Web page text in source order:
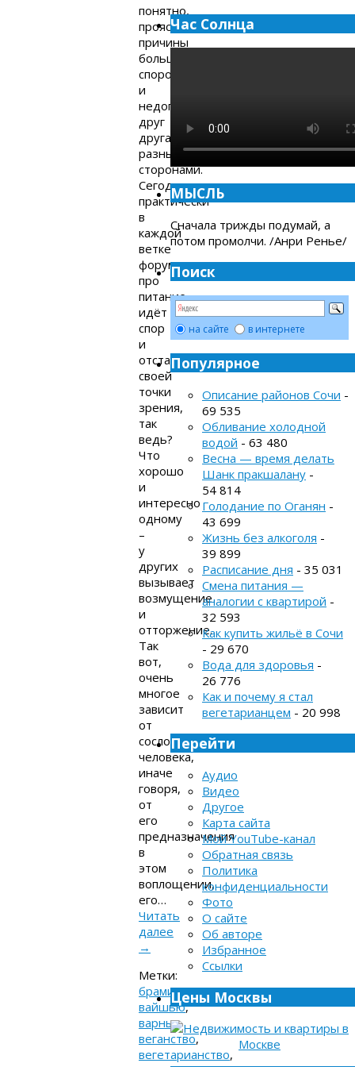
понятно,
прояснятся
причины
большинства
споров
и
недопонимания
друг
друга
разными
сторонами.
Сегодня
практически
в
каждой
ветке
форумов
про
питание
идёт
спор
и
отстаивание
своей
точки
зрения,
так
ведь?
Что
хорошо
и
интересно
одному
–
у
других
вызывает
возмущение
и
отторжение.
Так
вот,
очень
многое
зависит
от
сословия
человека,
иначе
говоря,
от
его
предназначения
в
этом
воплощении,
его…
Читать
далее
→
Метки:
брамин,
вайшью,
варны,
веганство,
вегетарианство,
Час Солнца
МЫСЛЬ
Сначала трижды подумай, а
потом промолчи. /Анри Ренье/
Поиск
на сайте в интернете
Популярное
Описание районов Сочи -
69 535
Обливание холодной
водой - 63 480
Весна — время делать
Шанк пракшалану -
54 814
Голодание по Оганян -
43 699
Жизнь без алкоголя -
39 899
Расписание дня - 35 031
Смена питания —
аналогии с квартирой -
32 593
Как купить жильё в Сочи
- 29 670
Вода для здоровья -
26 776
Как и почему я стал
вегетарианцем - 20 998
Перейти
Аудио
Видео
Другое
Карта сайта
Мой YouTube-канал
Обратная связь
Политика
конфиденциальности
Фото
О сайте
Об авторе
Избранное
Ссылки
Цены Москвы